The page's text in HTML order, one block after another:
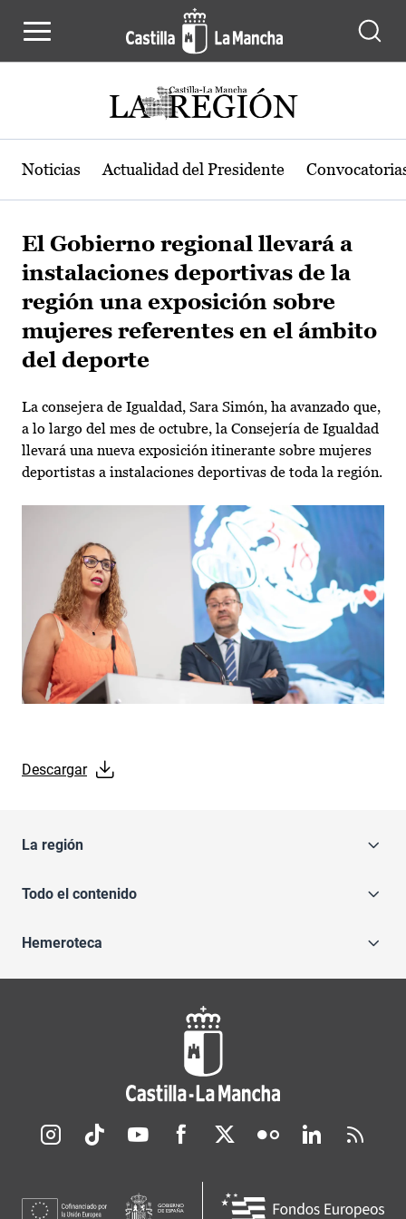
Noticias Actualidad del Presidente
El Gobierno regional llevará a
instalaciones deportivas de la
región una exposición sobre
mujeres referentes en el ámbito
del deporte
La consejera de Igualdad, Sara Simón, ha avanzado que,
a lo largo del mes de octubre, la Consejería de Igualdad
llevará una nueva exposición itinerante sobre mujeres
deportistas a instalaciones deportivas de toda la región.
Descargar
La región
Todo el contenido
Hemeroteca
Redes sociales JCCM